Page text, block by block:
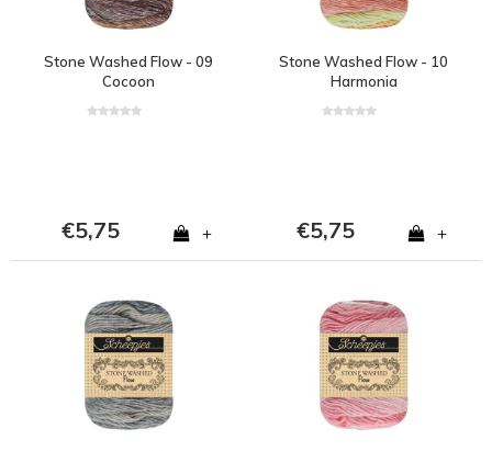
Stone Washed Flow - 09
Cocoon
€5,75 +
Stone Washed Flow - 10
Harmonia
€5,75 +